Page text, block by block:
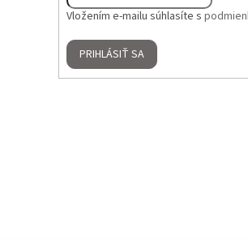
Vložením e-mailu súhlasíte s
PRIHLÁSIŤ SA